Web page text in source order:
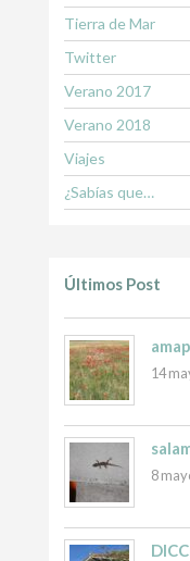
Tierra de Mar
Twitter
Verano 2017
Verano 2018
Viajes
¿Sabías que…
Últimos Post
14
8